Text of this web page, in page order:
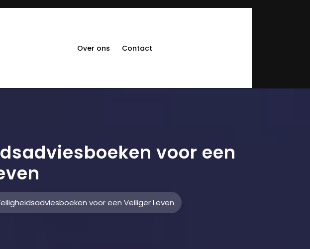
Over ons Contact
voor een
voor een Veiliger Leven